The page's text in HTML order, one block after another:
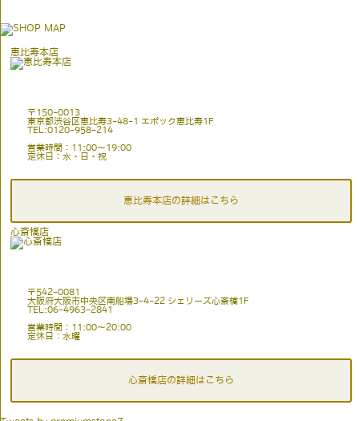
恵比寿本店
〒150-0013
東京都渋谷区恵比寿3-48-1 エポック恵比寿1F
TEL:0120-958-214
営業時間：11:00〜19:00
定休日：水・日・祝
恵比寿本店の詳細はこちら
心斎橋店
〒542-0081
大阪府大阪市中央区南船場3-4-22 シェリーズ心斎橋1F
TEL:06-4963-2841
営業時間：11:00〜20:00
定休日：水曜
心斎橋店の詳細はこちら